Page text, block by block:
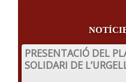
PRESENTACIÓ DEL
SOLIDARI DE